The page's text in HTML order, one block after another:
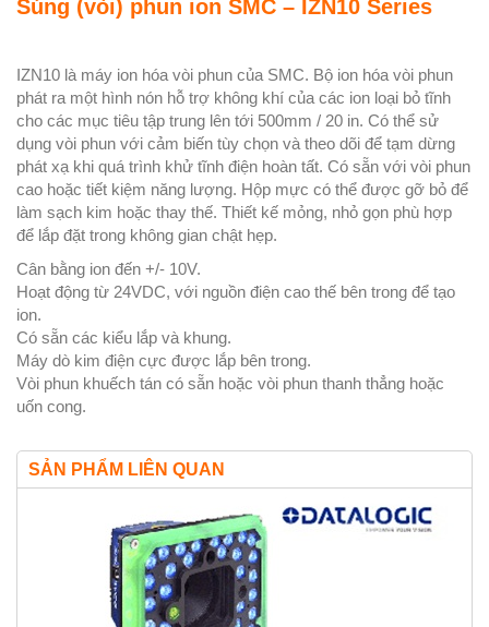
Súng (vòi) phun ion SMC – IZN10 Series
IZN10 là máy ion hóa vòi phun của SMC. Bộ ion hóa vòi phun
phát ra một hình nón hỗ trợ không khí của các ion loại bỏ tĩnh
cho các mục tiêu tập trung lên tới 500mm / 20 in. Có thể sử
dụng vòi phun với cảm biến tùy chọn và theo dõi để tạm dừng
phát xạ khi quá trình khử tĩnh điện hoàn tất. Có sẵn với vòi phun
cao hoặc tiết kiệm năng lượng. Hộp mực có thể được gỡ bỏ để
làm sạch kim hoặc thay thế. Thiết kế mỏng, nhỏ gọn phù hợp
để lắp đặt trong không gian chật hẹp.
Cân bằng ion đến +/- 10V.
Hoạt động từ 24VDC, với nguồn điện cao thế bên trong để tạo
ion.
Có sẵn các kiểu lắp và khung.
Máy dò kim điện cực được lắp bên trong.
Vòi phun khuếch tán có sẵn hoặc vòi phun thanh thẳng hoặc
uốn cong.
SẢN PHẨM LIÊN QUAN